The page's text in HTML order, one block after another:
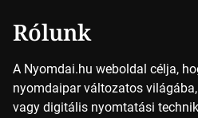
Rólunk
A Nyomdai.hu weboldal célja,
nyomdaipar változatos
vagy digitális nyomtatási